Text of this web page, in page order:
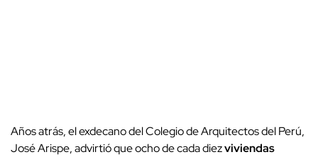
Años atrás, el exdecano del Colegio de Arquitectos del Perú,
José Arispe, advirtió que ocho de cada diezviviendas